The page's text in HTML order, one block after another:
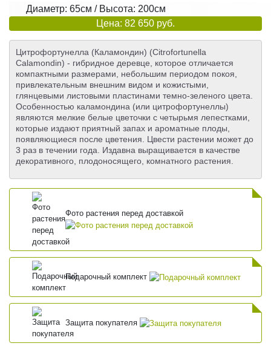
Диаметр: 65см / Высота: 200см
Цена: 82 650 руб.
Цитрофортунелла (Каламондин) (Citrofortunella
Calamondin) - гибридное деревце, которое отличается
компактными размерами, небольшим периодом покоя,
привлекательным внешним видом и кожистыми,
глянцевыми листовыми пластинами темно-зеленого цвета.
Особенностью каламондина (или цитрофортунеллы)
являются мелкие белые цветочки с четырьмя лепестками,
которые издают приятный запах и ароматные плоды,
появляющиеся после цветения. Цвести растении может до
3 раз в течении года. Издавна выращивается в качестве
декоративного, плодоносящего, комнатного растения.
Фото растения перед доставкой
Подарочный комплект
Защита покупателя